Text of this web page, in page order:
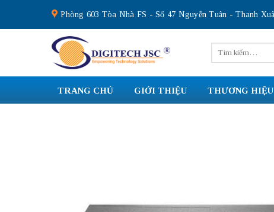
content
Phòng 603 Tòa Nhà FS - Số 47 Nguyễn Tuân - Thanh
kiếm:
TRANG CHỦ GIỚI THIỆU THƯƠNG HIỆU